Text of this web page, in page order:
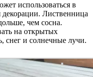
использоваться в
декорации. Лиственница
чем сосна.
на открытых
снег и солнечные лучи.